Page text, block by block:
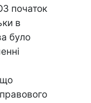
початок
в
було